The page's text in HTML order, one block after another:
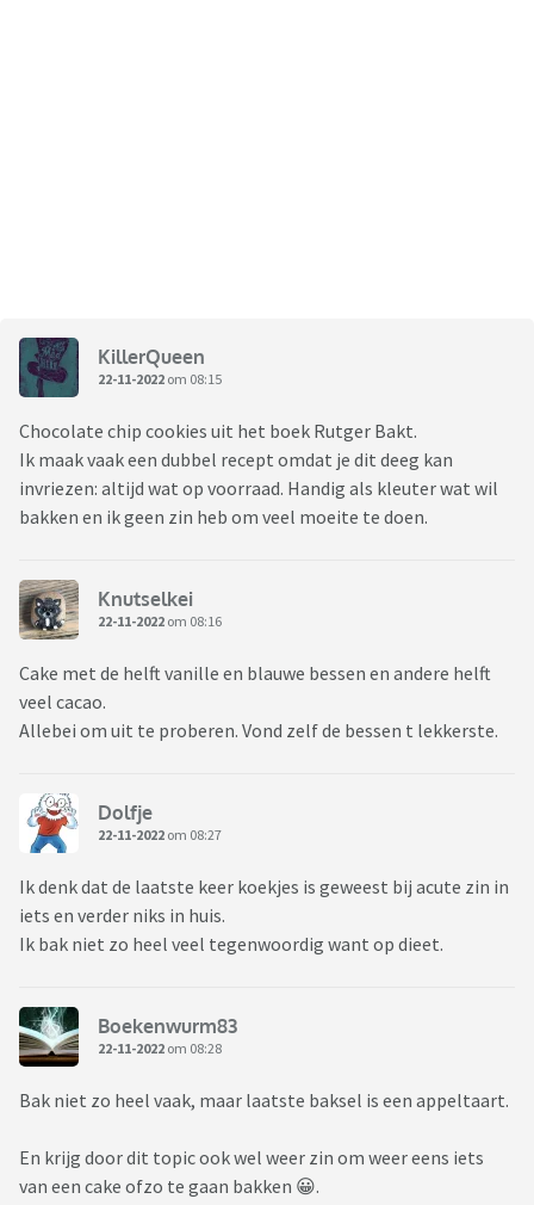
KillerQueen
22-11-2022 om 08:15
Chocolate chip cookies uit het boek Rutger Bakt.
Ik maak vaak een dubbel recept omdat je dit deeg kan
invriezen: altijd wat op voorraad. Handig als kleuter wat wil
bakken en ik geen zin heb om veel moeite te doen.
Knutselkei
22-11-2022 om 08:16
Cake met de helft vanille en blauwe bessen en andere helft
veel cacao.
Allebei om uit te proberen. Vond zelf de bessen t lekkerste.
Dolfje
22-11-2022 om 08:27
Ik denk dat de laatste keer koekjes is geweest bij acute zin in
iets en verder niks in huis.
Ik bak niet zo heel veel tegenwoordig want op dieet.
Boekenwurm83
22-11-2022 om 08:28
Bak niet zo heel vaak, maar laatste baksel is een appeltaart.
En krijg door dit topic ook wel weer zin om weer eens iets
van een cake ofzo te gaan bakken 😀.